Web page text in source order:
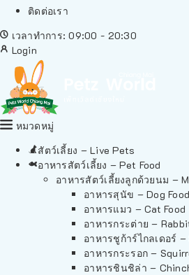
ติดต่อเรา
เวลาทำการ: 09:00 - 20:30
Login
หมวดหมู่
สัตว์เลี้ยง – Live Pets
อาหารสัตว์เลี้ยง – Pet Food
อาหารสัตว์เลี้ยงลูกด้วยนม –
อาหารสุนัข – Dog Food
อาหารแมว – Cat Food
อาหารกระต่าย –
อาหารชูก้าร์ไกลเดอร์
อาหารกระรอก –
อาหารชินชิล่า –